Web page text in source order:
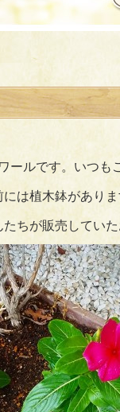
ールです。いつも
は植木鉢がありま
ちが販売していた